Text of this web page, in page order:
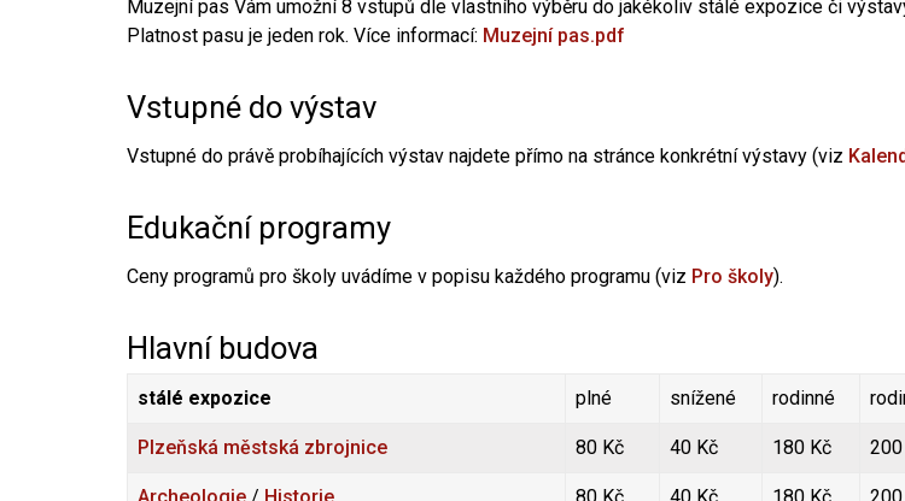
Muzejní pas Vám umožní 8 vstupů dle vlastního výběru do jakékoliv stálé expozice či
Platnost pasu je jeden rok. Více informací: Muzejní pas.pdf
Vstupné do výstav
Vstupné do právě probíhajících výstav najdete přímo na stránce konkrétní výstavy (viz
Edukační programy
Ceny programů pro školy uvádíme v popisu každého programu (viz Pro školy).
Hlavní budova
stálé expozice plné snížené rodinné
Plzeňská městská zbrojnice 80 Kč 40 Kč 180 Kč